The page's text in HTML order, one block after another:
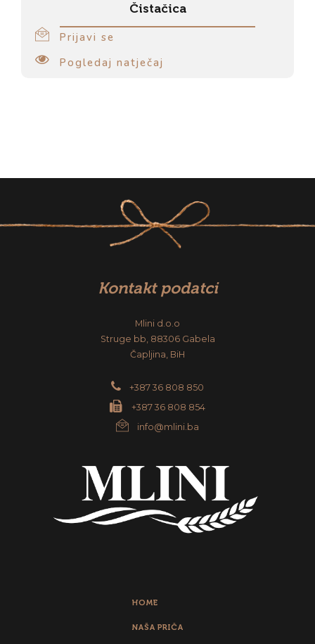
Čistačica
Prijavi se
Pogledaj natječaj
Kontakt podatci
Mlini d.o.o
Struge bb, 88306 Gabela
Čapljina, BiH
+387 36 808 850
+387 36 808 854
info@mlini.ba
HOME
NAŠA PRIČA